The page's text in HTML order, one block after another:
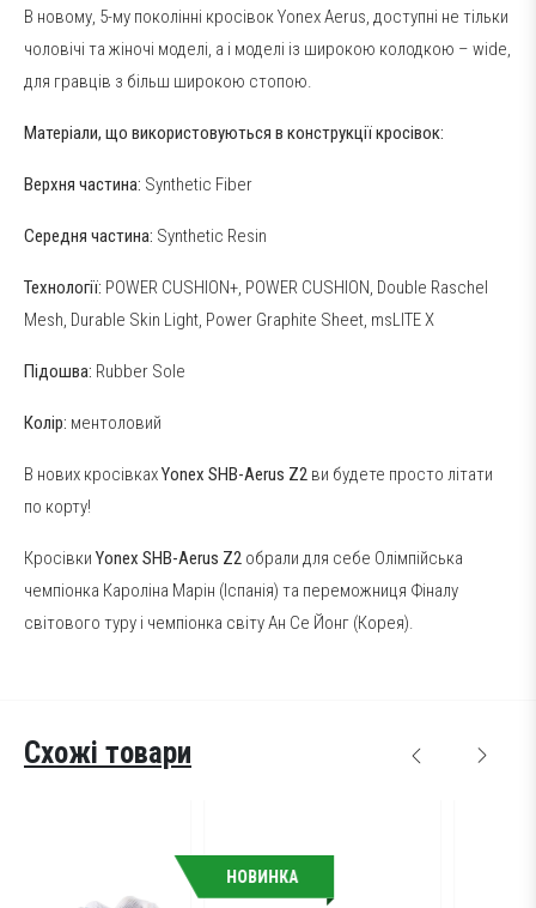
В новому, 5-му поколінні кросівок Yonex Aerus, доступні не тільки
чоловічі та жіночі моделі, а і моделі із широкою колодкою – wide,
для гравців з більш широкою стопою.
Матеріали, що використовуються в конструкції кросівок:
Верхня частина: Synthetic Fiber
Середня частина: Synthetic Resin
Технології: POWER CUSHION+, POWER CUSHION, Double Raschel
Mesh, Durable Skin Light, Power Graphite Sheet, msLITE X
Підошва: Rubber Sole
Колір: ментоловий
В нових кросівкахYonex SHB-Aerus Z2 ви будете просто літати
по корту!
Кросівки Yonex SHB-Aerus Z2 обрали для себе Олімпійська
чемпіонка Кароліна Марін (Іспанія) та переможниця Фіналу
світового туру і чемпіонка світу Ан Се Йонг (Корея).
Схожі товари
НОВИНКА